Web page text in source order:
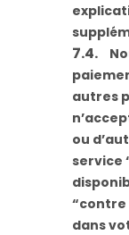
autres
ou
service
“contre
dans